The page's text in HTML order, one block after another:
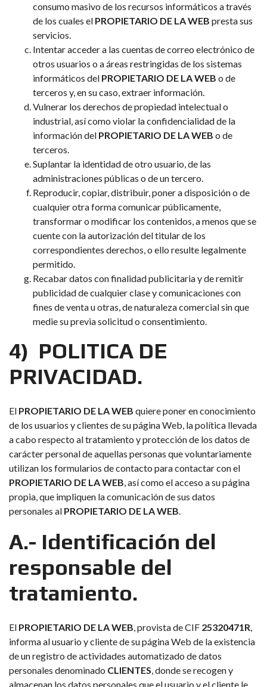
consumo masivo de los recursos informáticos a través
de los cuales el PROPIETARIO DE LA WEB presta sus
servicios.
Intentar acceder a las cuentas de correo electrónico de
otros usuarios o a áreas restringidas de los sistemas
informáticos del PROPIETARIO DE LA WEB o de
terceros y, en su caso, extraer información.
Vulnerar los derechos de propiedad intelectual o
industrial, así como violar la confidencialidad de la
información del PROPIETARIO DE LA WEB o de
terceros.
Suplantar la identidad de otro usuario, de las
administraciones públicas o de un tercero.
Reproducir, copiar, distribuir, poner a disposición o de
cualquier otra forma comunicar públicamente,
transformar o modificar los contenidos, a menos que se
cuente con la autorización del titular de los
correspondientes derechos, o ello resulte legalmente
permitido.
Recabar datos con finalidad publicitaria y de remitir
publicidad de cualquier clase y comunicaciones con
fines de venta u otras, de naturaleza comercial sin que
medie su previa solicitud o consentimiento.
4) POLITICA DE
PRIVACIDAD.
El PROPIETARIO DE LA WEB quiere poner en conocimiento
de los usuarios y clientes de su página Web, la política llevada
a cabo respecto al tratamiento y protección de los datos de
carácter personal de aquellas personas que voluntariamente
utilizan los formularios de contacto para contactar con el
PROPIETARIO DE LA WEB, así como el acceso a su página
propia, que impliquen la comunicación de sus datos
personales al PROPIETARIO DE LA WEB.
A.- Identificación del
responsable del
tratamiento.
El PROPIETARIO DE LA WEB, provista de CIF 25320471R,
informa al usuario y cliente de su página Web de la existencia
de un registro de actividades automatizado de datos
personales denominado CLIENTES, donde se recogen y
almacenan los datos personales que el usuario y el cliente le